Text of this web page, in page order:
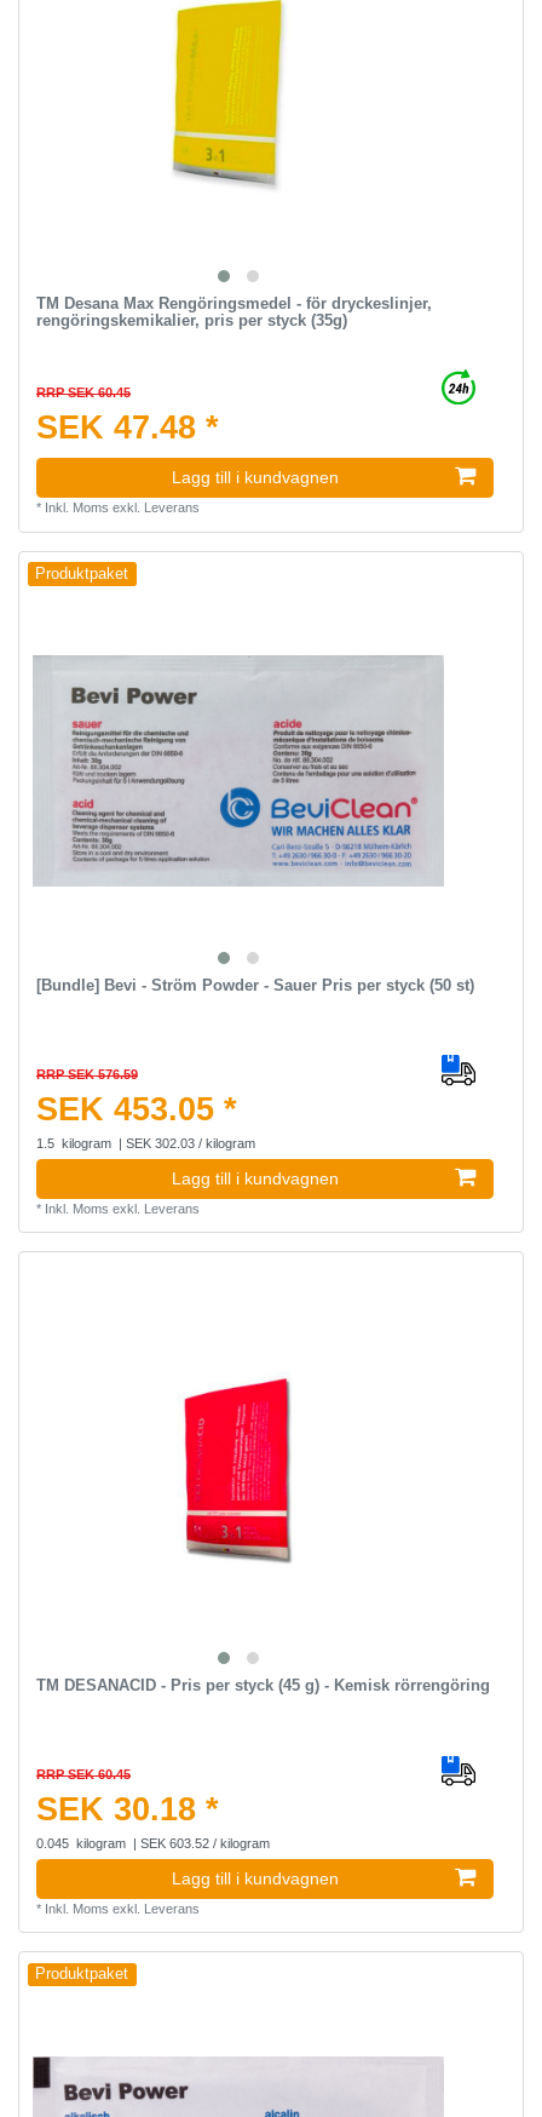
TM Desana Max Rengöringsmedel - för dryckeslinjer,
rengöringskemikalier, pris per styck (35g)
RRP SEK 60.45
SEK 47.48 *
Lagg till i kundvagnen
* Inkl. Moms exkl. Leverans
Produktpaket
[Bundle] Bevi - Ström Powder - Sauer Pris per styck (50 st)
RRP SEK 576.59
SEK 453.05 *
1.5 kilogram | SEK 302.03 / kilogram
Lagg till i kundvagnen
* Inkl. Moms exkl. Leverans
TM DESANACID - Pris per styck (45 g) - Kemisk rörrengöring
RRP SEK 60.45
SEK 30.18 *
0.045 kilogram | SEK 603.52 / kilogram
Lagg till i kundvagnen
* Inkl. Moms exkl. Leverans
Produktpaket